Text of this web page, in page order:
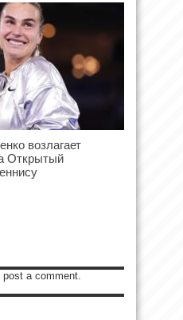
возлагает
Открытый
post a comment.